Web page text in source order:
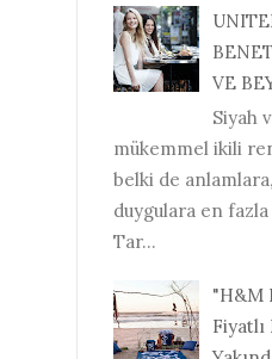
VE
Siyah
mükemmel ikili
belki de
duygulara en
Tar...
"H&M
Fiyatlı